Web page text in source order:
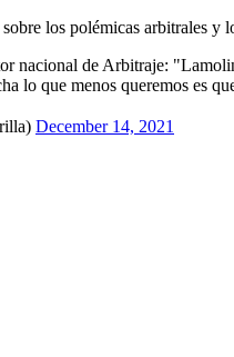
los polémicas arbitrales
nacional de Arbitraje:
lo que menos queremos es
December 14, 2021